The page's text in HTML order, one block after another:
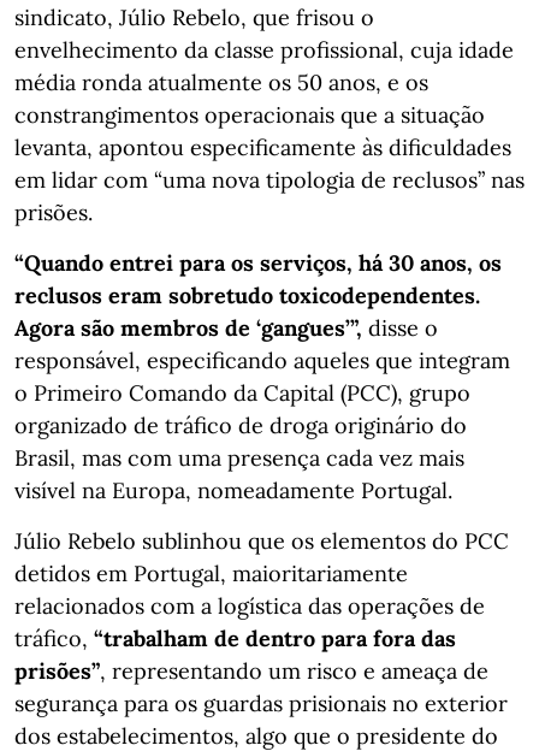
sindicato, Júlio Rebelo, que frisou o
envelhecimento da classe profissional, cuja idade
média ronda atualmente os 50 anos, e os
constrangimentos operacionais que a situação
levanta, apontou especificamente às dificuldades
em lidar com “uma nova tipologia de reclusos” nas
prisões.
“Quando entrei para os serviços, há 30 anos, os
reclusos eram sobretudo toxicodependentes.
Agora são membros de ‘gangues’”, disse o
responsável, especificando aqueles que integram
o Primeiro Comando da Capital (PCC), grupo
organizado de tráfico de droga originário do
Brasil, mas com uma presença cada vez mais
visível na Europa, nomeadamente Portugal.
Júlio Rebelo sublinhou que os elementos do PCC
detidos em Portugal, maioritariamente
relacionados com a logística das operações de
tráfico, “trabalham de dentro para fora das
prisões”, representando um risco e ameaça de
segurança para os guardas prisionais no exterior
dos estabelecimentos, algo que o presidente do